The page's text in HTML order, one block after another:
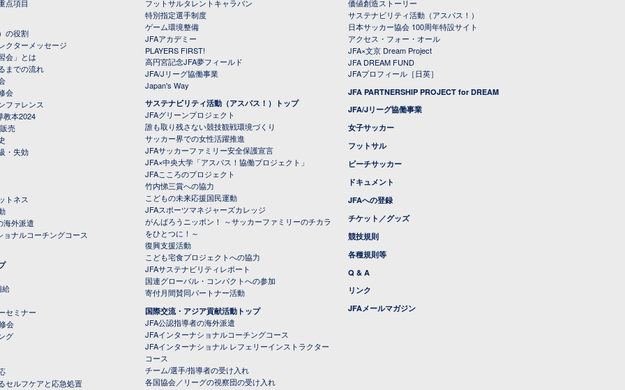
点項目
の役割
クターメッセージ
会」とは
までの流れ
会
ファレンス
教本2024
売
・失効
トネス
海外派遣
ョナルコーチングコース
給
セミナー
会
グ
セルフケアと応急処置
フットサルタレントキャラバン
特別指定選手制度
ゲーム環境整備
JFAアカデミー
PLAYERS FIRST!
高円宮記念JFA夢フィールド
JFA/Jリーグ協働事業
Japan's Way
サステナビリティ活動（アスパス！）トップ
JFAグリーンプロジェクト
誰も取り残さない競技観戦環境づくり
サッカー界での女性活躍推進
JFAサッカーファミリー安全保護宣言
JFA×中央大学「アスパス！協働プロジェクト」
JFAこころのプロジェクト
竹内悌三賞への協力
こどもの未来応援国民運動
JFAスポーツマネジャーズカレッジ
がんばろうニッポン！ ～サッカーファミリーのチカラ
をひとつに！～
復興支援活動
こども宅食プロジェクトへの協力
JFAサステナビリティレポート
国連グローバル・コンパクトへの参加
寄付月間賛同パートナー活動
国際交流・アジア貢献活動トップ
JFA公認指導者の海外派遣
JFAインターナショナルコーチングコース
JFAインターナショナル レフェリーインストラクター
コース
チーム/選手/指導者の受け入れ
各国協会／リーグの視察団の受け入れ
価値創造ストーリー
サステナビリティ活動（アスパス！）
日本サッカー協会 100周年特設サイト
アクセス・フォー・オール
JFA×文京 Dream Project
JFA DREAM FUND
JFAプロフィール［日英］
JFA PARTNERSHIP PROJECT for DREAM
JFA/Jリーグ協働事業
女子サッカー
フットサル
ビーチサッカー
ドキュメント
JFAへの登録
チケット／グッズ
競技規則
各種規則等
Q & A
リンク
JFAメールマガジン